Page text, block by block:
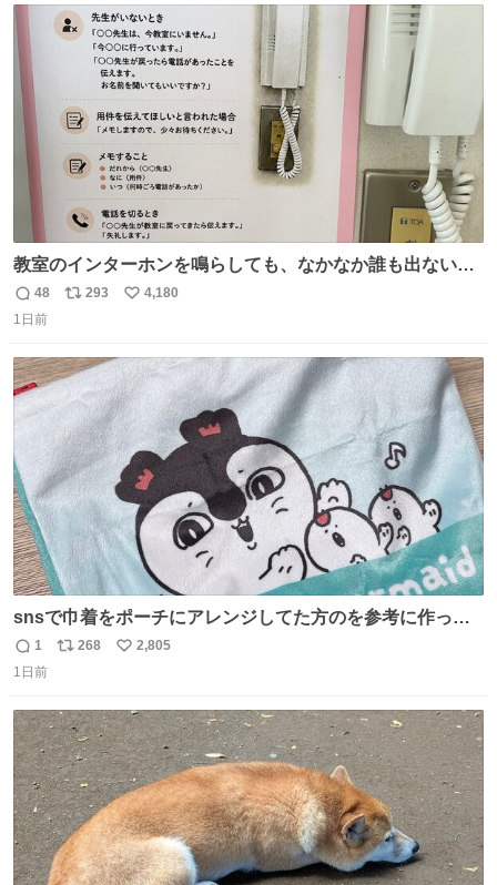
ト
数
数
教室のインターホンを鳴らしても、なかなか誰も出ないこ
とがあります…。 もしかすると「電話の出方」に困ってい
るのかもしれません。 そこで「何を話せばいいか」が見え
す。 インターホンの応対も大切なコミュニケーションの学
びです。
返
信
48
リ
ト
数
293
い
数
4,180
1日前
snsで巾着をポーチにアレンジしてた方のを参考に作って
みました🧵 裁縫は得意でないので、ザクザクの目測で縫い
ましたので悪しからず🙏🏻 裏地は人魚のウロコ風な柄にし
に入り⭐️
返
信
1
リ
ト
数
268
い
数
2,805
1日前